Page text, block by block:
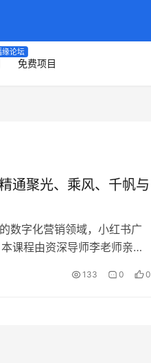
缘论坛
免费项目
通聚光、乘风、千帆与
数字化营销领域，小红书广
课程由资深导师李老师亲力
133 0 0